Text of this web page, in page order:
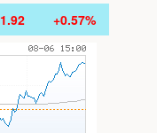
+0.57%